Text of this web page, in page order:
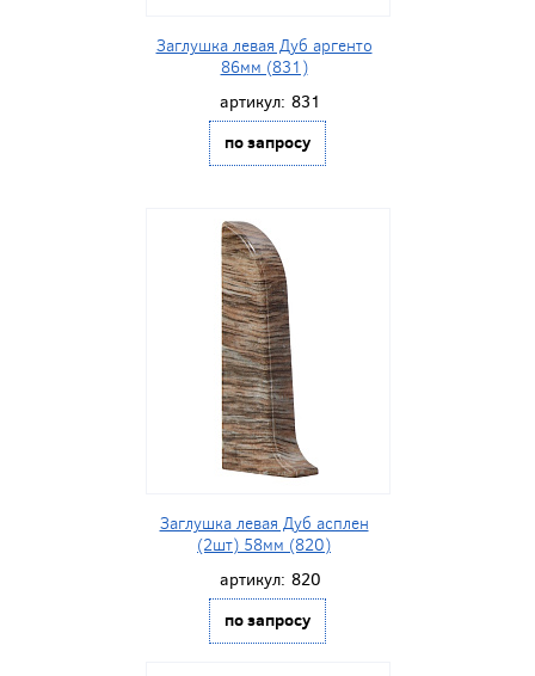
Заглушка левая Дуб аргенто
86мм (831)
артикул: 831
по запросу
Заглушка левая Дуб асплен
(2шт) 58мм (820)
артикул: 820
по запросу